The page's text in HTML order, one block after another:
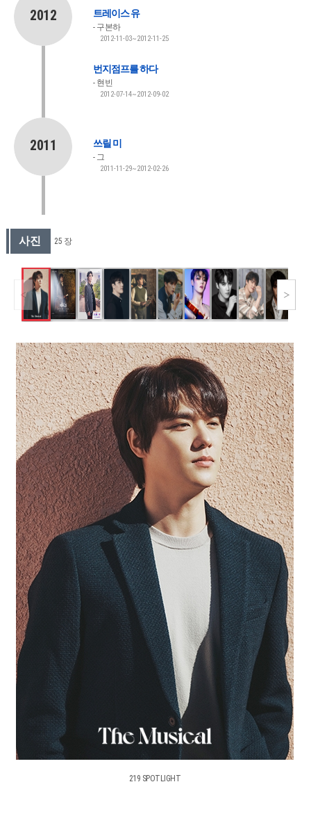
2012 트레이스 유
구본하
2012-11-03~2012-11-25
번지점프를 하다
현빈
2012-07-14~2012-09-02
2011 쓰릴 미
그
2011-11-29~2012-02-26
사진 25 장
219 SPOTLIGHT